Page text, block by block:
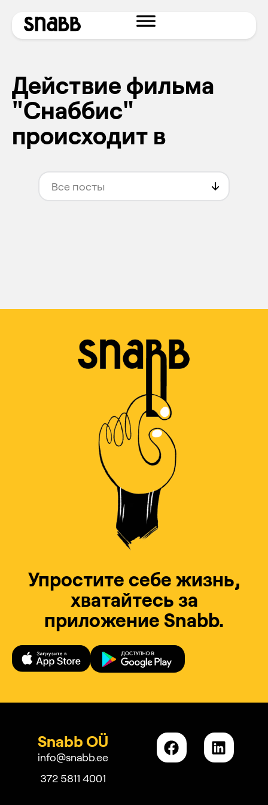
Действие фильма
"Снаббис"
происходит в
Все посты
Упростите себе жизнь,
хватайтесь за
приложение Snabb.
Snabb OÜ
info@snabb.ee
372 5811 4001